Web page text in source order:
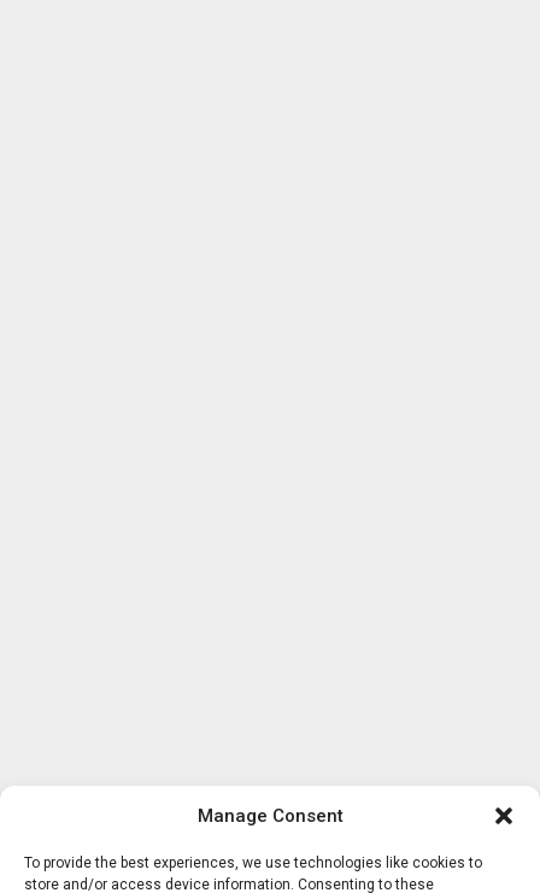
Manage Consent
To provide the best experiences, we use technologies like cookies to
store and/or access device information. Consenting to these